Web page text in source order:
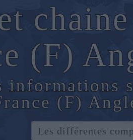
(F)
informations
(F)